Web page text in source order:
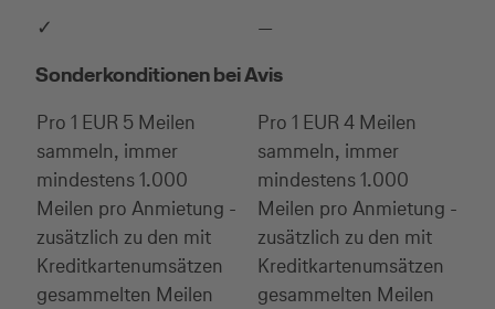
✓
—
Sonderkonditionen bei Avis
Pro 1 EUR 5 Meilen
sammeln, immer
mindestens 1.000
Meilen pro Anmietung -
zusätzlich zu den mit
Kreditkartenumsätzen
gesammelten Meilen
Pro 1 EUR 4 Meilen
sammeln, immer
mindestens 1.000
Meilen pro Anmietung -
zusätzlich zu den mit
Kreditkartenumsätzen
gesammelten Meilen